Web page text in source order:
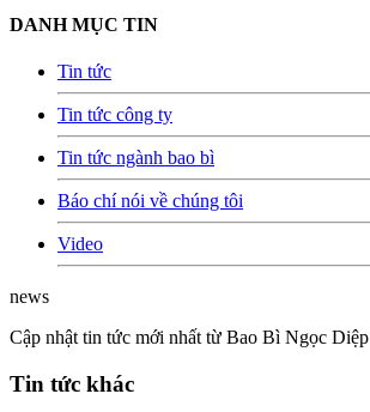
DANH MỤC TIN
Tin tức
Tin tức công ty
Tin tức ngành bao bì
Báo chí nói về chúng tôi
Video
news
Cập nhật tin tức mới nhất từ Bao Bì Ngọc Diệp
Tin tức khác